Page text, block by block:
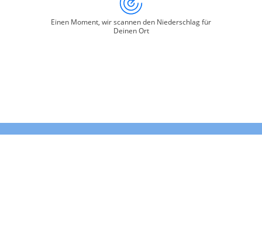
Einen Moment, wir scannen den Niederschlag für
Deinen Ort